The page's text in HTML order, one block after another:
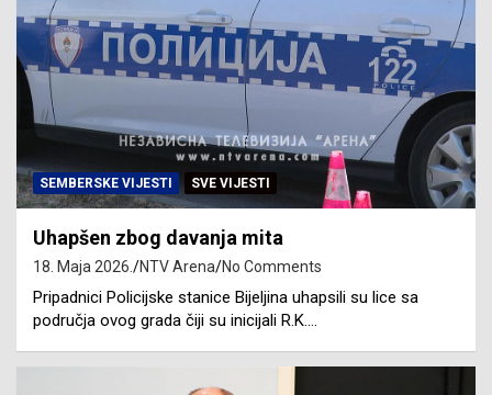
SEMBERSKE VIJESTI SVE VIJESTI
Uhapšen zbog davanja mita
18. Maja 2026. NTV Arena No Comments
Pripadnici Policijske stanice Bijeljina uhapsili su lice sa
područja ovog grada čiji su inicijali R.K.…